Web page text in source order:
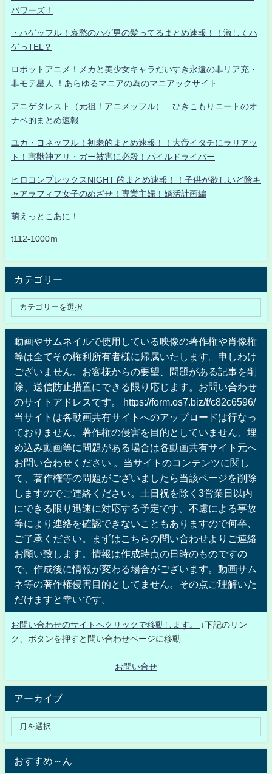
パワーズ！
・ハゲッフル！哀愁のハゲ男の髪ってるまとめ速報！！激しくハ
ゲっTEL？
ロボットアニメ！メカと美少女キャラだいすき永遠の非リア充・
非モテ星人 ！あらゆるマニアの為のマニアックサイト
アニゲタレスト（元祖！アニメッフル） ひきこもりニートのオ
ナベ的まとめ速報
ユカ・ヨネッフル！初老的まとめ速報！！大帝イタチにラリアッ
ト！害獣神アリ・ガー被害に必殺！パイルドライバー
ヒロコンプレックスNIGHT 的まとめ速報！！子供が欲しいど陰キ
ャアラフィフ女子のめざせ！専業主婦！婚活計画編
萌えっとこあに！
t112-1000ｍ
カテゴリー
動画やサムネイルで使用している映像の著作権や肖像権
等は全てその権利所有者様に帰属いたします。申しわけ
ございません。お客様からの要望、問題がある記事を削
除、送信防止措置にできる限り応じます。お問い合わせ
のサイトアドレスです。 https://form.os7.biz/f/c82c6596/
当サイトは各動画共有サイトへのアップロードは行なっ
ておりません、著作権の侵害を目的としていません、埋
め込み動画等に問題がある場合は各動画共有サイト元へ
お問い合わせください 。当サイトのコンテンツに関し
て、著作権等の問題がございましたら当該ページを削除
しますのでご連絡ください。土日祝を除く3営業日以内
にできる限り迅速に対応する予定です。不慮による事故
等により連絡を確認できないこともありますので何卒、
ご了承ください。まずはこちらの問い合わせよりご連絡
お願い致します。情報は作成時点の日時のものですの
で、作成後に情報が変わる場合がございます。動画サム
ネ等の著作権侵害目的としてません。その点ご理解いた
だけますと幸いです。
お問い合わせのサイトへクリックで移動します。
↓下記のリン
ク、ボタンを押すと問い合わせページに移動
お問い合せ
アーカイブ
おすすめ～ん